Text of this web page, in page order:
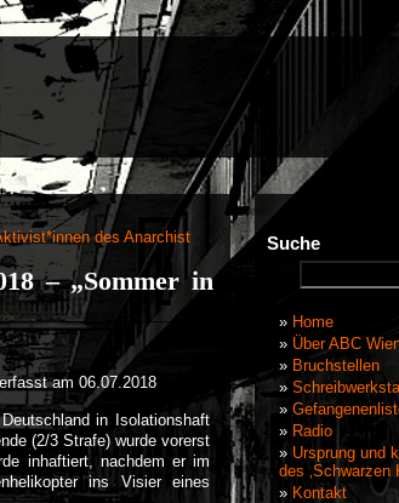
des Anarchist
– „Sommer in
am 06.07.2018
in Isolationshaft
(2/3 Strafe) wurde vorerst
inhaftiert, nachdem er im
ins Visier eines
Suche
Home
Über ABC
Bruchstellen
Radio
Ursprung und
des ‚Schwarzen
Kontakt